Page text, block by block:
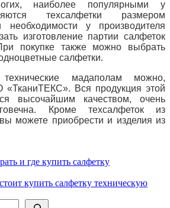
наиболее популярными у
техсалфетки размером
у производителя
изготовление партии салфеток
покупке также можно выбрать
салфетки.
мадаполам можно,
Вся продукция этой
высочайшим качеством, очень
Кроме техсалфеток из
можете приобрести и изделия из
и где купить салфетку
купить салфетку техническую